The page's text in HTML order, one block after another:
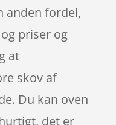
anden fordel,
priser og
at
skov af
Du kan oven
det er